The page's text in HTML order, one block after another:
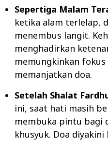
Sepertiga Malam
ketika alam terlelap,
menembus langit.
menghadirkan
memungkinkan
memanjatkan doa.
Setelah Shalat
ini, saat hati masih
membuka pintu bagi
khusyuk. Doa